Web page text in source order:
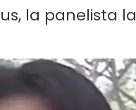
la panelista la